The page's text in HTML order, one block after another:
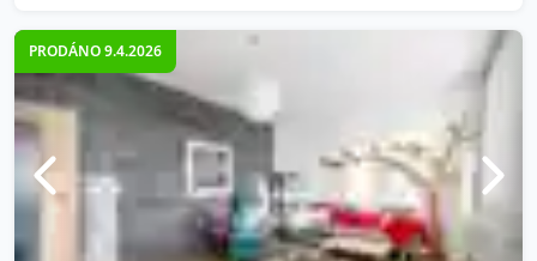
PRODÁNO 9.4.2026